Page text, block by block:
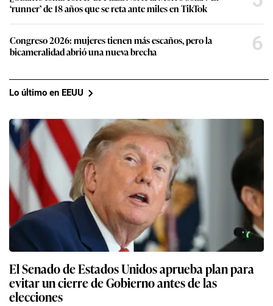
‘runner’ de 18 años que se reta ante miles en TikTok
Congreso 2026: mujeres tienen más escaños, pero la
bicameralidad abrió una nueva brecha
6
Lo último en EEUU
El Senado de Estados Unidos aprueba plan para
evitar un cierre de Gobierno antes de las
elecciones